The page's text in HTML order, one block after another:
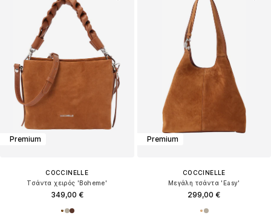
Premium
COCCINELLE
Τσάντα χειρός 'Boheme'
349,00 €
Premium
COCCINELLE
Μεγάλη τσάντα 'Easy'
299,00 €